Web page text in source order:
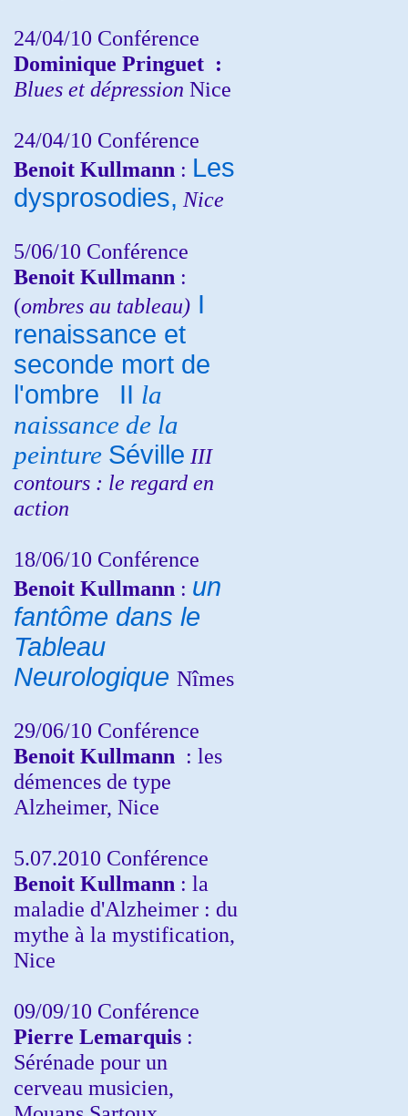
24/04/10 Conférence
Dominique Pringuet :
Blues et dépression Nice
24/04/10 Conférence
Benoit Kullmann : Les
dysprosodies, Nice
5/06/10 Conférence
Benoit Kullmann :
(ombres au tableau) I
renaissance et
seconde mort de
l'ombre
II la
naissance de la
peinture Séville III
contours : le regard en
action
18/06/10 Conférence
Benoit Kullmann : un
fantôme dans le
Tableau
Neurologique Nîmes
29/06/10 Conférence
Benoit Kullmann : les
démences de type
Alzheimer, Nice
5.07.2010 Conférence
Benoit Kullmann : la
maladie d'Alzheimer : du
mythe à la mystification,
Nice
09/09/10 Conférence
Pierre Lemarquis :
Sérénade pour un
cerveau musicien,